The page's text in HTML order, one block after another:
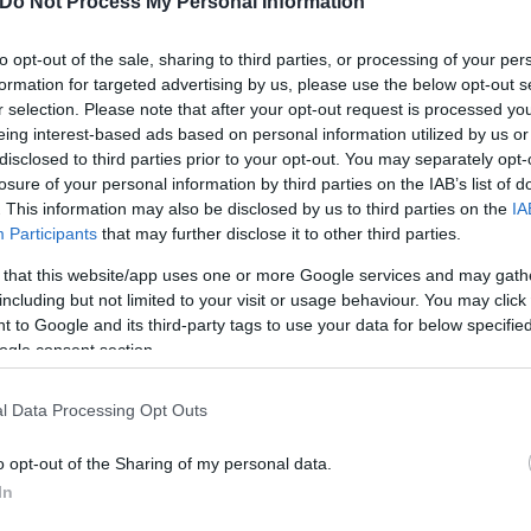
opt-out of the sale, sharing to third parties, or processing of your
for targeted advertising by us, please use the below opt-out
selection. Please note that after your opt-out request is processed
interest-based ads based on personal information utilized by us
to third parties prior to your opt-out. You may separately
of your personal information by third parties on the IAB’s list of
This information may also be disclosed by us to third parties on the
Participants that may further disclose it to other third parties.
that this website/app uses one or more Google services and may
but not limited to your visit or usage behaviour. You may
to Google and its third-party tags to use your data for below
consent section.
Data Processing Opt Outs
opt-out of the Sharing of my personal data.
πρόοδο στους όρους της συμφωνίας,
Πούτιν είναι πλήρως αφοσιωμένος στην
να ανασυντάξει τις δυνάμεις της και να